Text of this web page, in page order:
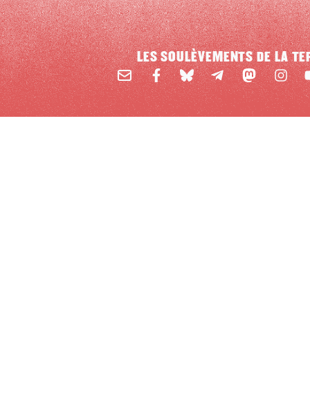
Email FacebookBlueSky Mastodon
LES SOULÈVEMENTS DE LA